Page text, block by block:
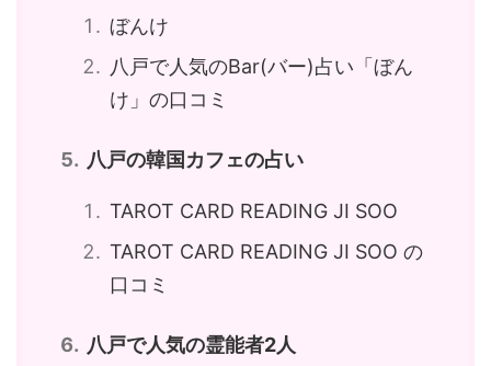
ぼんけ
八戸で人気のBar(バー)占い「ぼん
け」の口コミ
八戸の韓国カフェの占い
TAROT CARD READING JI SOO
TAROT CARD READING JI SOO の
口コミ
八戸で人気の霊能者2人